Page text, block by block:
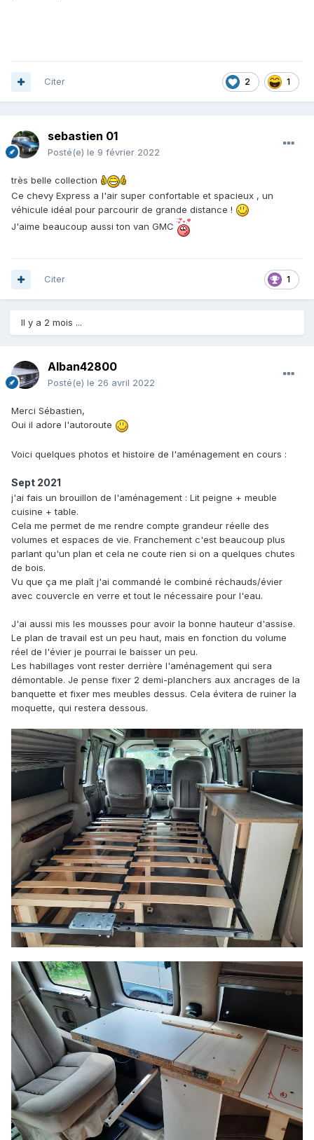
2 1
Citer
sebastien 01
Posté(e) le 9 février 2022
très belle collection
Ce chevy Express a l'air super confortable et spacieux , un
véhicule idéal pour parcourir de grande distance !
J'aime beaucoup aussi ton van GMC
1
Citer
Il y a 2 mois ...
Alban42800
Posté(e) le 26 avril 2022
Merci Sébastien,
Oui il adore l'autoroute
Voici quelques photos et histoire de l'aménagement en cours :
Sept 2021
j'ai fais un brouillon de l'aménagement : Lit peigne + meuble
cuisine + table.
Cela me permet de me rendre compte grandeur réelle des
volumes et espaces de vie. Franchement c'est beaucoup plus
parlant qu'un plan et cela ne coute rien si on a quelques chutes
de bois.
Vu que ça me plaît j'ai commandé le combiné réchauds/évier
avec couvercle en verre et tout le nécessaire pour l'eau.
J'ai aussi mis les mousses pour avoir la bonne hauteur d'assise.
Le plan de travail est un peu haut, mais en fonction du volume
réel de l'évier je pourrai le baisser un peu.
Les habillages vont rester derrière l'aménagement qui sera
démontable. Je pense fixer 2 demi-planchers aux ancrages de la
banquette et fixer mes meubles dessus. Cela évitera de ruiner la
moquette, qui restera dessous.